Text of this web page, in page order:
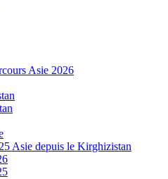
Asie 2026
Asie depuis le Kirghizistan